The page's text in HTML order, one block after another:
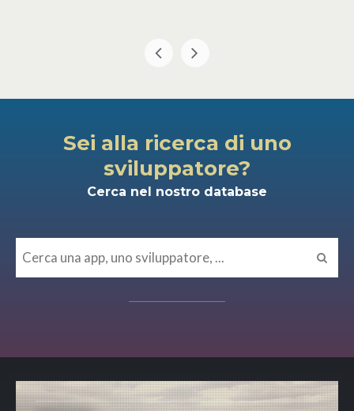
Sei alla ricerca di uno
sviluppatore?
Cerca nel nostro database